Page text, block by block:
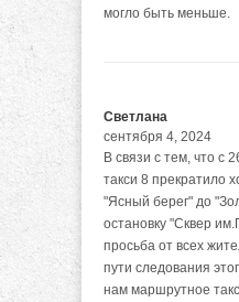
могло быть меньше.
Светлана
сентября 4, 2024
В связи с тем, что с
такси 8 прекратило
"Ясный берег" до
остановку "Сквер
просьба от всех
пути следования
нам маршрутное